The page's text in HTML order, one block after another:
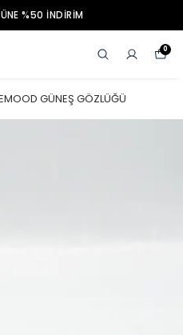
%50 İNDİRİM
0
GÜNEŞ GÖZLÜĞÜ